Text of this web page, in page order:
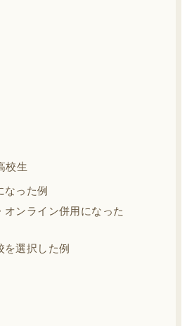
校生
なった例
ンライン併用になった
を選択した例